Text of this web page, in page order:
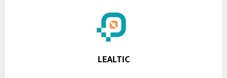
LEALTIC